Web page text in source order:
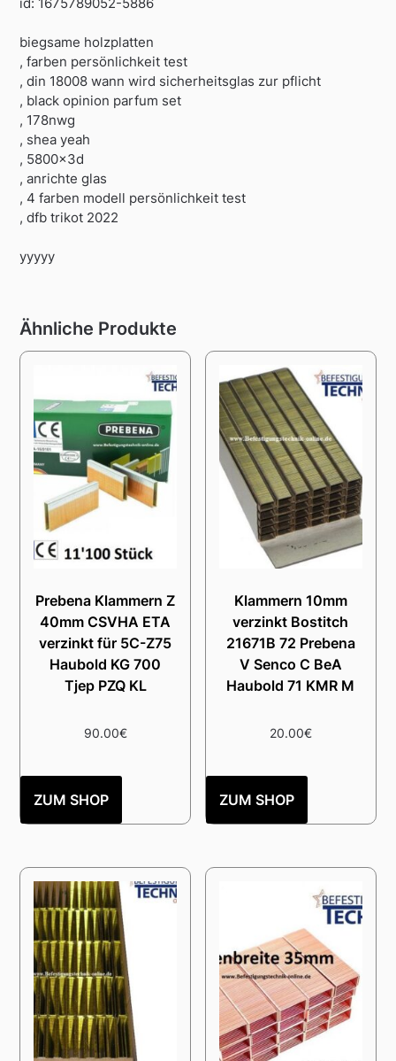
biegsame holzplatten
, farben persönlichkeit test
, din 18008 wann wird sicherheitsglas zur pflicht
, black opinion parfum set
, 178nwg
, shea yeah
, 5800x3d
, anrichte glas
, 4 farben modell persönlichkeit test
, dfb trikot 2022
yyyyy
Ähnliche Produkte
Prebena Klammern Z
40mm CSVHA ETA
verzinkt für 5C-Z75
Haubold KG 700
Tjep PZQ KL
90.00€
ZUM SHOP
Klammern 10mm
verzinkt Bostitch
21671B 72 Prebena
V Senco C BeA
Haubold 71 KMR M
20.00€
ZUM SHOP